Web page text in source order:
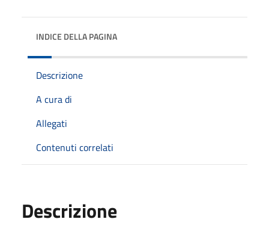
INDICE DELLA PAGINA
Descrizione
A cura di
Allegati
Contenuti correlati
Descrizione